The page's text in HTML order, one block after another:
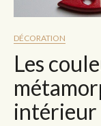
DÉCORATION
Les
intérieur